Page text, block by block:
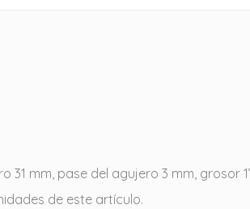
31 mm, pase del agujero 3 mm, grosor
de este artículo.